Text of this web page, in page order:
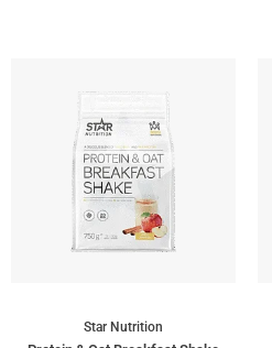
Star Nutrition